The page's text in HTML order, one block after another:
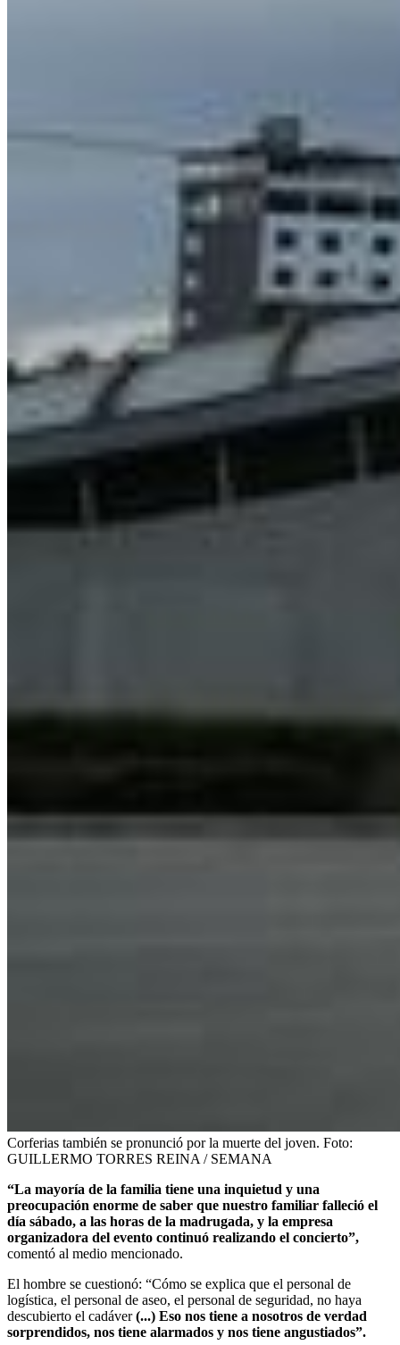
Corferias también se pronunció por la muerte del joven. Foto:
GUILLERMO TORRES REINA / SEMANA
“La mayoría de la familia tiene una inquietud y una
preocupación enorme de saber que nuestro familiar falleció el
día sábado, a las horas de la madrugada, y la empresa
organizadora del evento continuó realizando el concierto”,
comentó al medio mencionado.
El hombre se cuestionó: “Cómo se explica que el personal de
logística, el personal de aseo, el personal de seguridad, no haya
descubierto el cadáver(...) Eso nos tiene a nosotros de verdad
sorprendidos, nos tiene alarmados y nos tiene angustiados”.